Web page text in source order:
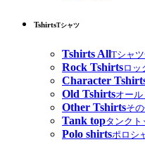
TshirtsTシャツ
Tshirts AllTシャ
Rock Tshirtsロッ
Character
Old Tshirtsオー
Other Tshirtsそ
Tank topタンクト
Polo shirtsポロシ